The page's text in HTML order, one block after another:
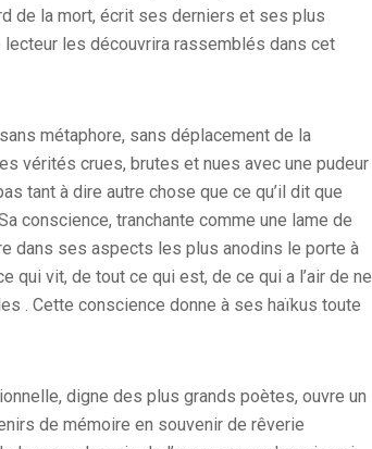
de la mort, écrit ses derniers et ses plus
lecteur les découvrira rassemblés dans cet
métaphore, sans déplacement de la
vérités crues, brutes et nues avec une pudeur
tant à dire autre chose que ce qu’il dit que
conscience, tranchante comme une lame de
dans ses aspects les plus anodins le porte à
qui vit, de tout ce qui est, de ce qui a l’air de ne
. Cette conscience donne à ses haïkus toute
digne des plus grands poètes, ouvre un
de mémoire en souvenir de rêverie